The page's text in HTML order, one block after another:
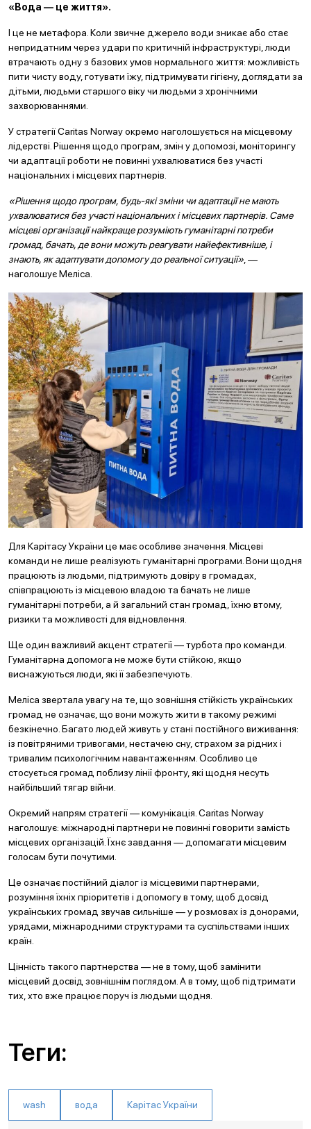
«Вода — це життя».
І це не метафора. Коли звичне джерело води зникає або стає
непридатним через удари по критичній інфраструктурі, люди
втрачають одну з базових умов нормального життя: можливість
пити чисту воду, готувати їжу, підтримувати гігієну, доглядати за
дітьми, людьми старшого віку чи людьми з хронічними
захворюваннями.
У стратегії Caritas Norway окремо наголошується на місцевому
лідерстві. Рішення щодо програм, змін у допомозі, моніторингу
чи адаптації роботи не повинні ухвалюватися без участі
національних і місцевих партнерів.
«Рішення щодо програм, будь-які зміни чи адаптації не мають
ухвалюватися без участі національних і місцевих партнерів. Саме
місцеві організації найкраще розуміють гуманітарні потреби
громад, бачать, де вони можуть реагувати найефективніше, і
знають, як адаптувати допомогу до реальної ситуації» , —
наголошує Меліса.
Для Карітасу України це має особливе значення. Місцеві
команди не лише реалізують гуманітарні програми. Вони щодня
працюють із людьми, підтримують довіру в громадах,
співпрацюють із місцевою владою та бачать не лише
гуманітарні потреби, а й загальний стан громад, їхню втому,
ризики та можливості для відновлення.
Ще один важливий акцент стратегії — турбота про команди.
Гуманітарна допомога не може бути стійкою, якщо
виснажуються люди, які її забезпечують.
Меліса звертала увагу на те, що зовнішня стійкість українських
громад не означає, що вони можуть жити в такому режимі
безкінечно. Багато людей живуть у стані постійного виживання:
із повітряними тривогами, нестачею сну, страхом за рідних і
тривалим психологічним навантаженням. Особливо це
стосується громад поблизу лінії фронту, які щодня несуть
найбільший тягар війни.
Окремий напрям стратегії — комунікація. Caritas Norway
наголошує: міжнародні партнери не повинні говорити замість
місцевих організацій. Їхнє завдання — допомагати місцевим
голосам бути почутими.
Це означає постійний діалог із місцевими партнерами,
розуміння їхніх пріоритетів і допомогу в тому, щоб досвід
українських громад звучав сильніше — у розмовах із донорами,
урядами, міжнародними структурами та суспільствами інших
країн.
Цінність такого партнерства — не в тому, щоб замінити
місцевий досвід зовнішнім поглядом. А в тому, щоб підтримати
тих, хто вже працює поруч із людьми щодня.
Теги:
wash вода Карітас України